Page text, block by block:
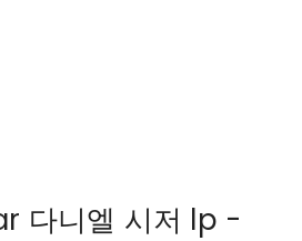
다니엘 시저 lp -